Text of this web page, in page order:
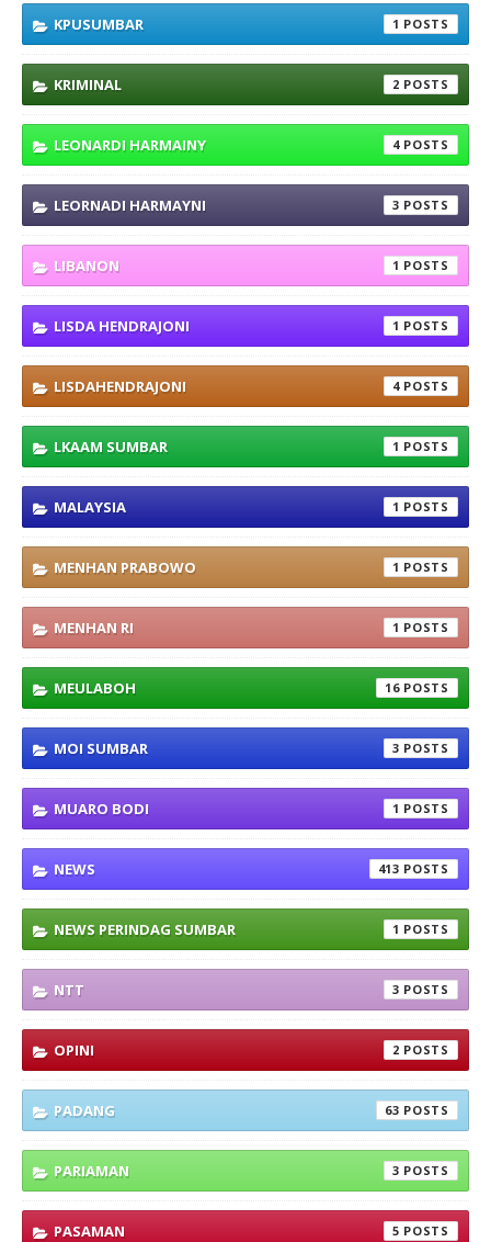
KPUSUMBAR 1
KRIMINAL 2
LEONARDI HARMAINY 4
LEORNADI HARMAYNI 3
LIBANON 1
LISDA HENDRAJONI 1
LISDAHENDRAJONI 4
LKAAM SUMBAR 1
MALAYSIA 1
MENHAN PRABOWO 1
MENHAN RI 1
MEULABOH 16
MOI SUMBAR 3
MUARO BODI 1
NEWS 413
NEWS PERINDAG SUMBAR 1
NTT 3
OPINI 2
PADANG 63
PARIAMAN 3
PASAMAN 5